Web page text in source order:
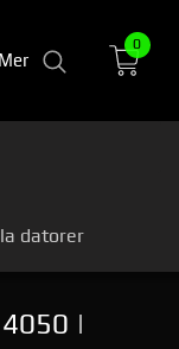
Mer
0
datorer
4050 |